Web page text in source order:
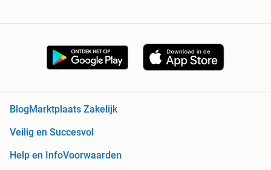
BlogMarktplaats Zakelijk
Veilig en Succesvol
Help en InfoVoorwaarden